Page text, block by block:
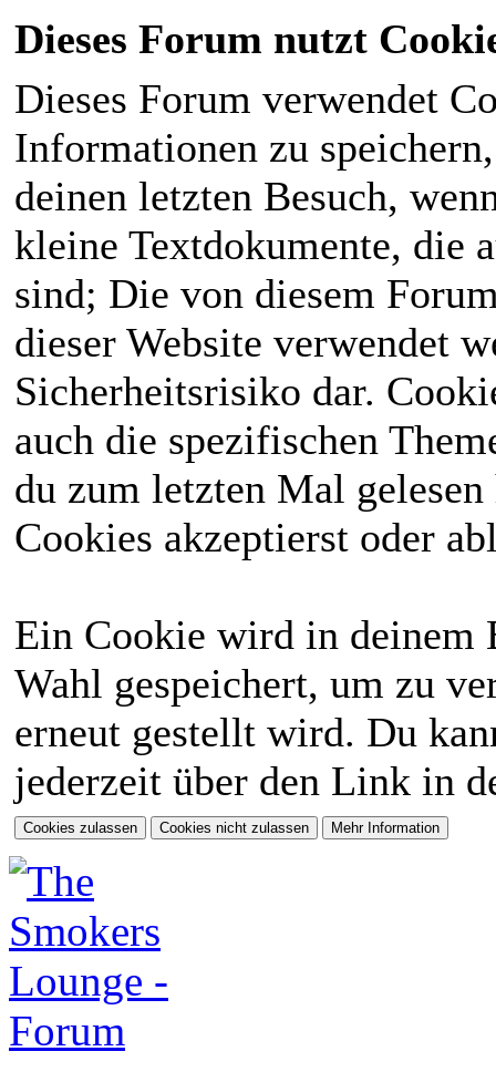
Dieses Forum nutzt
Dieses Forum verwendet
Informationen zu
deinen letzten Besuch,
kleine Textdokumente, die
sind; Die von diesem
dieser Website verwendet
Sicherheitsrisiko dar.
auch die spezifischen
du zum letzten Mal
Cookies akzeptierst oder
Ein Cookie wird in deinem
Wahl gespeichert, um zu
erneut gestellt wird. Du
jederzeit über den Link in